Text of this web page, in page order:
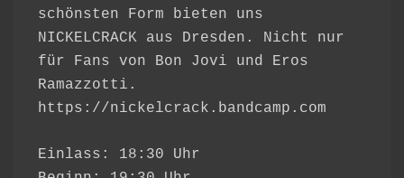
schönsten Form bieten uns
NICKELCRACK aus Dresden. Nicht nur
für Fans von Bon Jovi und Eros
Ramazzotti.
https://nickelcrack.bandcamp.com
Einlass: 18:30 Uhr